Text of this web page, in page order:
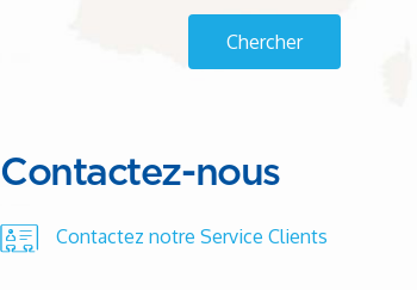
Contactez-nous
Contactez notre Service Clients